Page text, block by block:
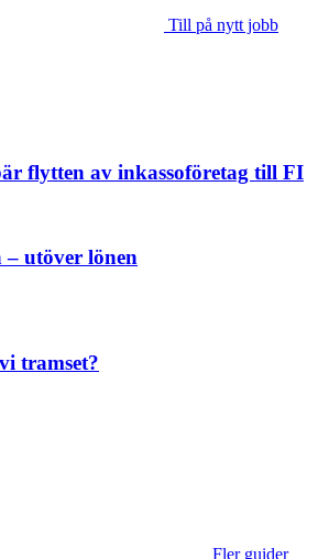
Till på nytt jobb
flytten av inkassoföretag till FI
utöver lönen
tramset?
Fler guider